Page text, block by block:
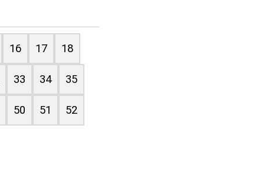
16 17 18
33 34 35
50 51 52